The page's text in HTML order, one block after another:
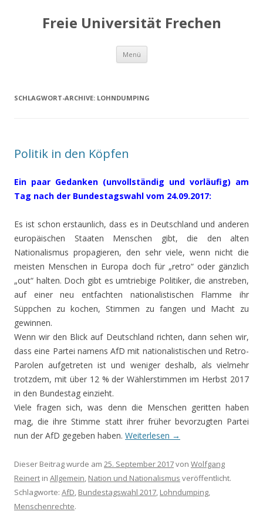
Freie Universität Frechen
Menü Zum
springen
SCHLAGWORT-ARCHIVE: LOHNDUMPING
Politik in den Köpfen
Ein paar Gedanken (unvollständig und vorläufig) am
Tag nach der Bundestagswahl vom 24.09.2017:
Es ist schon erstaunlich, dass es in Deutschland und anderen
europäischen Staaten Menschen gibt, die den alten
Nationalismus propagieren, den sehr viele, wenn nicht die
meisten Menschen in Europa doch für „retro“ oder gänzlich
„out“ halten. Doch gibt es umtriebige Politiker, die anstreben,
auf einer neu entfachten nationalistischen Flamme ihr
Süppchen zu kochen, Stimmen zu fangen und Macht zu
gewinnen.
Wenn wir den Blick auf Deutschland richten, dann sehen wir,
dass eine Partei namens AfD mit nationalistischen und Retro-
Parolen aufgetreten ist und weniger deshalb, als vielmehr
trotzdem, mit über 12 % der Wählerstimmen im Herbst 2017
in den Bundestag einzieht.
Viele fragen sich, was denn die Menschen geritten haben
mag, die ihre Stimme statt ihrer früher bevorzugten Partei
nun der AfD gegeben haben. Weiterlesen →
Dieser Beitrag wurde am 25. September 2017von Wolfgang
Reinert in Allgemein, Nation und Nationalismus veröffentlicht.
Schlagworte: AfD, Bundestagswahl 2017, Lohndumping,
Menschenrechte.